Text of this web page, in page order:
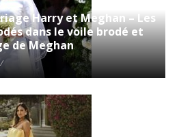
Harry et Meghan – Les
dans le voile brodé et
de Meghan